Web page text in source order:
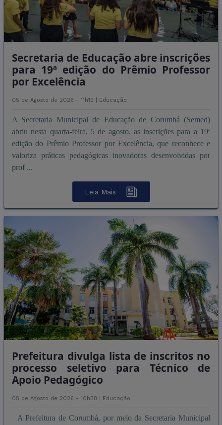
Secretaria de Educação abre inscrições
para 19ª edição do Prêmio Professor
por Excelência
05 de Agosto de 2026 - 11h13 | Educação
A Secretaria Municipal de Educação de Corumbá (Semed)
abriu nesta quarta-feira, 5 de agosto, as inscrições para a 19ª
edição do Prêmio Professor por Excelência, que reconhece e
valoriza práticas pedagógicas inovadoras desenvolvidas por
prof ...
Leia Mais
Prefeitura divulga lista de inscritos no
processo seletivo para Técnico de
Apoio Pedagógico
05 de Agosto de 2026 - 10h38 | Educação
A Prefeitura de Corumbá, por meio da Secretaria Municipal